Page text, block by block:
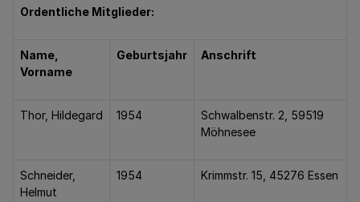
Ordentliche Mitglieder:
Name,
Vorname
Geburtsjahr Anschrift
Thor, Hildegard 1954
Schwalbenstr. 2, 59519
Möhnesee
Schneider,
Helmut
1954 Krimmstr. 15, 45276 Essen